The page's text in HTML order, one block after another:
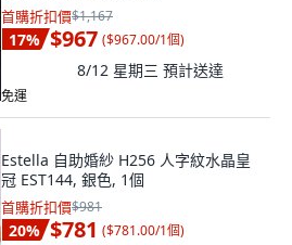
首購折扣價$1,167
17% $967 ($967.00/1個)
8/12 星期三 預計送達
免運
Estella 自助婚紗 H256 人字紋水晶皇
冠 EST144, 銀色, 1個
首購折扣價$981
20% $781 ($781.00/1個)